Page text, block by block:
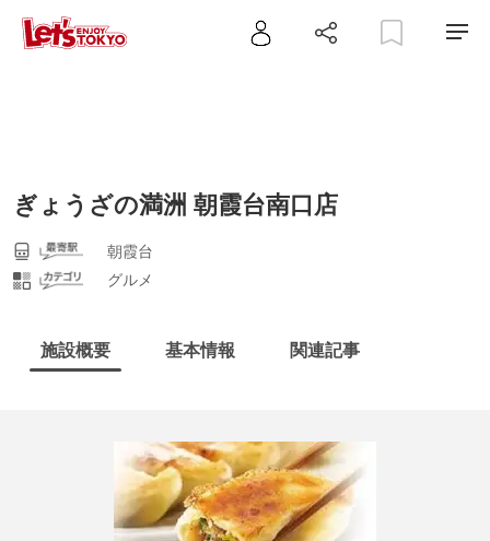
ぎょうざの満洲 朝霞台南口店
朝霞台
グルメ
施設概要 基本情報 関連記事